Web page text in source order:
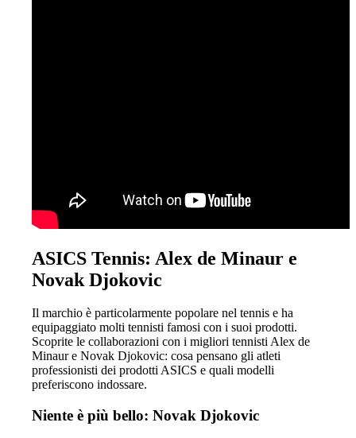
ASICS Tennis: Alex de Minaur e
Novak Djokovic
Il marchio è particolarmente popolare nel tennis e ha
equipaggiato molti tennisti famosi con i suoi prodotti.
Scoprite le collaborazioni con i migliori tennisti Alex de
Minaur e Novak Djokovic: cosa pensano gli atleti
professionisti dei prodotti ASICS e quali modelli
preferiscono indossare.
Niente è più bello: Novak Djokovic